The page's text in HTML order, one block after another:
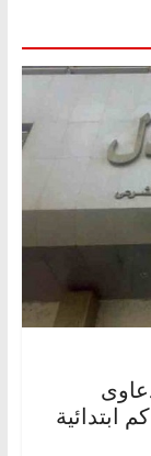
والبداية بـ6 محاكم ابتدائية